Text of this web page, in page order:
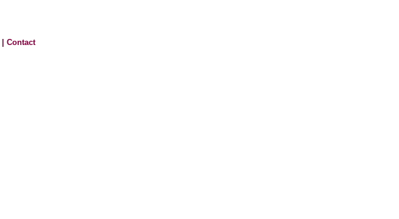
|Contact